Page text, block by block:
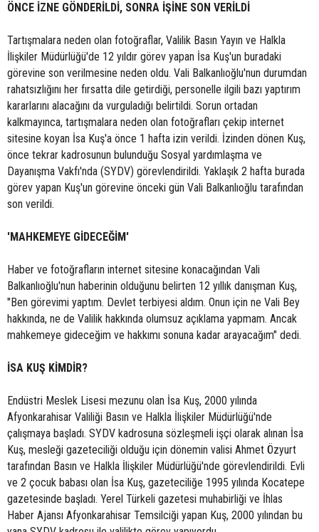
ÖNCE İZNE GÖNDERİLDİ, SONRA İŞİNE SON VERİLDİ
Tartışmalara neden olan fotoğraflar, Valilik Basın Yayın ve Halkla
İlişkiler Müdürlüğü'de 12 yıldır görev yapan İsa Kuş'un buradaki
görevine son verilmesine neden oldu. Vali Balkanlıoğlu'nun durumdan
rahatsızlığını her fırsatta dile getirdiği, personelle ilgili bazı yaptırım
kararlarını alacağını da vurguladığı belirtildi. Sorun ortadan
kalkmayınca, tartışmalara neden olan fotoğrafları çekip internet
sitesine koyan İsa Kuş'a önce 1 hafta izin verildi. İzinden dönen Kuş,
önce tekrar kadrosunun bulunduğu Sosyal yardımlaşma ve
Dayanışma Vakfı'nda (SYDV) görevlendirildi. Yaklaşık 2 hafta burada
görev yapan Kuş'un görevine önceki gün Vali Balkanlıoğlu tarafından
son verildi.
'MAHKEMEYE GİDECEĞİM'
Haber ve fotoğrafların internet sitesine konacağından Vali
Balkanlıoğlu'nun haberinin olduğunu belirten 12 yıllık danışman Kuş,
"Ben görevimi yaptım. Devlet terbiyesi aldım. Onun için ne Vali Bey
hakkında, ne de Valilik hakkında olumsuz açıklama yapmam. Ancak
mahkemeye gideceğim ve hakkımı sonuna kadar arayacağım" dedi.
İSA KUŞ KİMDİR?
Endüstri Meslek Lisesi mezunu olan İsa Kuş, 2000 yılında
Afyonkarahisar Valiliği Basın ve Halkla İlişkiler Müdürlüğü'nde
çalışmaya başladı. SYDV kadrosuna sözleşmeli işçi olarak alınan İsa
Kuş, mesleği gazeteciliği olduğu için dönemin valisi Ahmet Özyurt
tarafından Basın ve Halkla İlişkiler Müdürlüğü'nde görevlendirildi. Evli
ve 2 çocuk babası olan İsa Kuş, gazeteciliğe 1995 yılında Kocatepe
gazetesinde başladı. Yerel Türkeli gazetesi muhabirliği ve İhlas
Haber Ajansı Afyonkarahisar Temsilciği yapan Kuş, 2000 yılından bu